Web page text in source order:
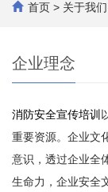
首页 > 关于我们
企业理念
消防安全宣传培训
重要资源。企业文
意识，透过企业全
生命力，企业安全